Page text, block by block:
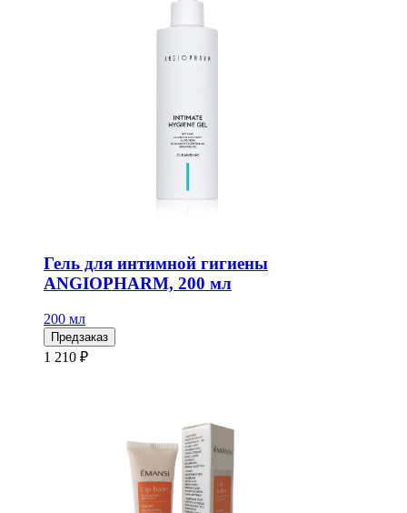
Гель для интимной гигиены
ANGIOPHARM, 200 мл
200 мл
Предзаказ
1 210 ₽